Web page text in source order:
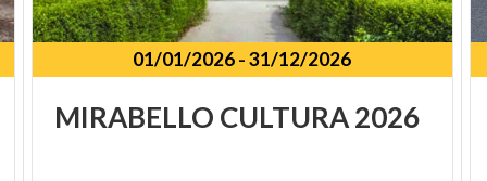
01/01/2026-31/12/2026
MIRABELLO CULTURA2026